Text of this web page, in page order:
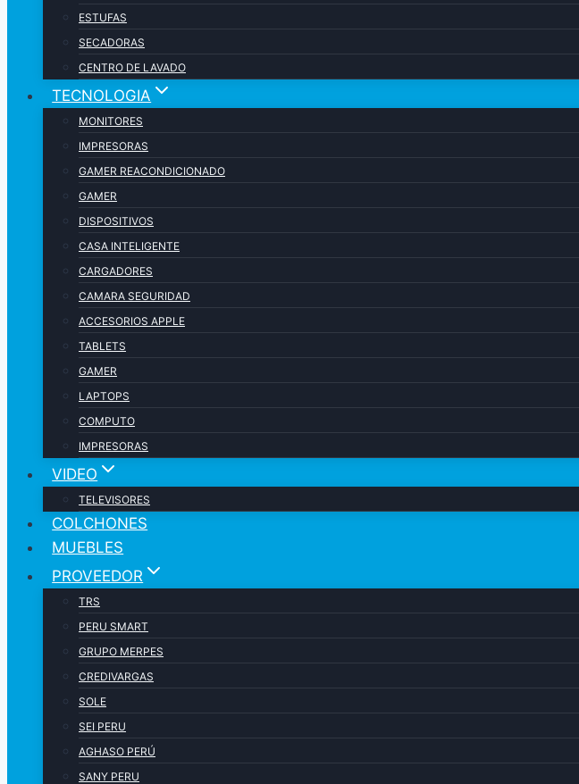
ESTUFAS
SECADORAS
CENTRO DE LAVADO
TECNOLOGIA
MONITORES
IMPRESORAS
GAMER REACONDICIONADO
GAMER
DISPOSITIVOS
CASA INTELIGENTE
CARGADORES
CAMARA SEGURIDAD
ACCESORIOS APPLE
TABLETS
GAMER
LAPTOPS
COMPUTO
IMPRESORAS
VIDEO
TELEVISORES
COLCHONES
MUEBLES
PROVEEDOR
TRS
PERU SMART
GRUPO MERPES
CREDIVARGAS
SOLE
SEI PERU
AGHASO PERÚ
SANY PERU